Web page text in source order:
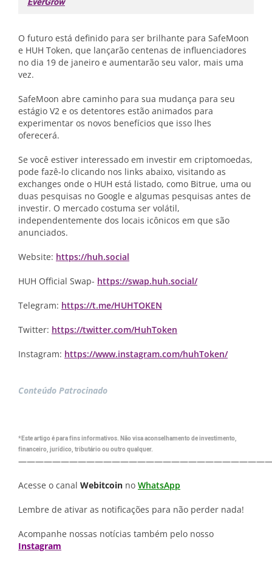
O futuro está definido para ser brilhante para SafeMoon
e HUH Token, que lançarão centenas de influenciadores
no dia 19 de janeiro e aumentarão seu valor, mais uma
vez.
SafeMoon abre caminho para sua mudança para seu
estágio V2 e os detentores estão animados para
experimentar os novos benefícios que isso lhes
oferecerá.
Se você estiver interessado em investir em criptomoedas,
pode fazê-lo clicando nos links abaixo, visitando as
exchanges onde o HUH está listado, como Bitrue, uma ou
duas pesquisas no Google e algumas pesquisas antes de
investir. O mercado costuma ser volátil,
independentemente dos locais icônicos em que são
anunciados.
Website: https://huh.social
HUH Official Swap- https://swap.huh.social/
Telegram: https://t.me/HUHTOKEN
Twitter: https://twitter.com/HuhToken
Instagram: https://www.instagram.com/huhToken/
Conteúdo Patrocinado
*Este artigo é para fins informativos. Não visa aconselhamento de investimento,
financeiro, jurídico, tributário ou outro qualquer.
Acesse o canal Webitcoin no WhatsApp
Lembre de ativar as notificações para não perder nada!
Acompanhe nossas notícias também pelo nosso
Instagram